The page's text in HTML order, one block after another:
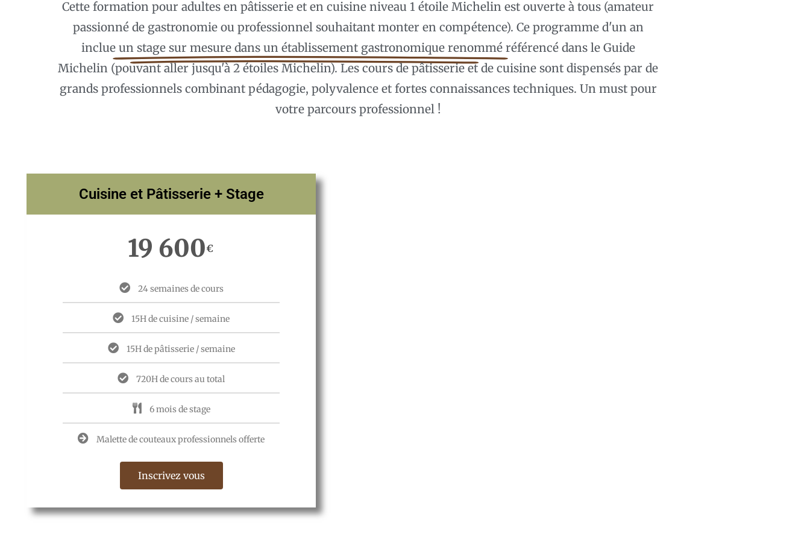
Cette formation pour adultes en pâtisserie et en cuisine niveau 1 étoile Michelin est ouverte à tous (amateur
passionné de gastronomie ou professionnel souhaitant monter en compétence). Ce programme d'un an
inclue un stage sur mesure dans un établissement gastronomique renommé référencé dans le Guide
Michelin (pouvant aller jusqu'à 2 étoiles Michelin). Les cours de pâtisserie et de cuisine sont dispensés par de
grands professionnels combinant pédagogie, polyvalence et fortes connaissances techniques. Un must pour
votre parcours professionnel !
Cuisine et Pâtisserie + Stage
19 600€
24 semaines de cours
15H de cuisine / semaine
15H de pâtisserie / semaine
720H de cours au total
6 mois de stage
Malette de couteaux professionnels offerte
Inscrivez vous